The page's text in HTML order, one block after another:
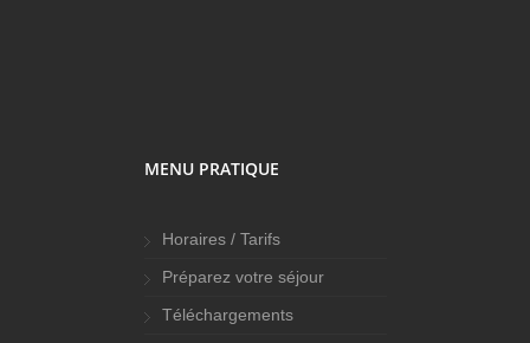
MENU PRATIQUE
Horaires / Tarifs
Préparez votre séjour
Téléchargements